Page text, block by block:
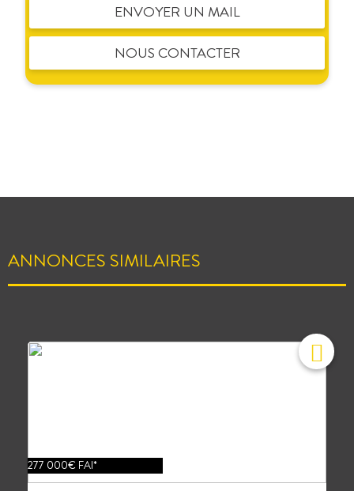
ENVOYER UN MAIL
NOUS CONTACTER
ANNONCES SIMILAIRES
277 000€ FAI*